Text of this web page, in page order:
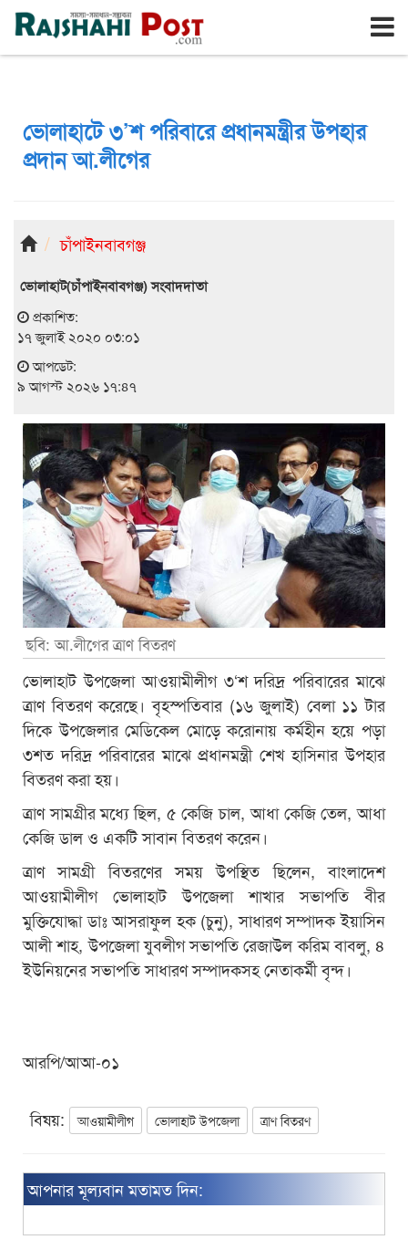
রাজশাহী রবিবার, ৯ই আগস্ট ২০২৬, ২৬শে শ্রাবণ ১৪৩৩
ভোলাহাটে ৩’শ পরিবারে প্রধানমন্ত্রীর উপহার
প্রদান আ.লীগের
চাঁপাইনবাবগঞ্জ
ভোলাহাট(চাঁপাইনবাবগঞ্জ) সংবাদদাতা
প্রকাশিত:
১৭ জুলাই ২০২০ ০৩:০১
আপডেট:
৯ আগস্ট ২০২৬ ১৭:৪৭
ছবি: আ.লীগের ত্রাণ বিতরণ
ভোলাহাট উপজেলা আওয়ামীলীগ ৩‘শ দরিদ্র পরিবারের মাঝে
ত্রাণ বিতরণ করেছে। বৃহস্পতিবার (১৬ জুলাই) বেলা ১১ টার
দিকে উপজেলার মেডিকেল মোড়ে করোনায় কর্মহীন হয়ে পড়া
৩শত দরিদ্র পরিবারের মাঝে প্রধানমন্ত্রী শেখ হাসিনার উপহার
বিতরণ করা হয়।
ত্রাণ সামগ্রীর মধ্যে ছিল, ৫ কেজি চাল, আধা কেজি তেল, আধা
কেজি ডাল ও একটি সাবান বিতরণ করেন।
ত্রাণ সামগ্রী বিতরণের সময় উপস্থিত ছিলেন, বাংলাদেশ
আওয়ামীলীগ ভোলাহাট উপজেলা শাখার সভাপতি বীর
মুক্তিযোদ্ধা ডাঃ আসরাফুল হক (চুনু), সাধারণ সম্পাদক ইয়াসিন
আলী শাহ, উপজেলা যুবলীগ সভাপতি রেজাউল করিম বাবলু, ৪
ইউনিয়নের সভাপতি সাধারণ সম্পাদকসহ নেতাকর্মী বৃন্দ।
আরপি/আআ-০১
বিষয়: আওয়ামীলীগ ভোলাহাট উপজেলা ত্রাণ বিতরণ
আপনার মূল্যবান মতামত দিন: